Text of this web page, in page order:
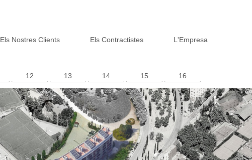
Els Nostres Clients Els Contractistes L'Empresa
12 13 14 15 16